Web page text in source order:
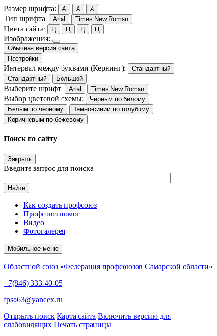
Размер шрифта: A A A
Тип шрифта: Arial Times New Roman
Цвета сайта: Ц Ц Ц Ц
Изображения:
Обычная версия сайта
Настройки
Интервал между буквами (Кернинг):
Стандартный
Стандартный
Большой
Выберите шрифт: Arial Times New Roman
Выбор цветовой схемы:
Черным по белому
Белым по черному
Темно-синим по голубому
Коричневым по бежевому
Поиск по сайту
Закрыть
Введите запрос для поиска
Найти
Как создать профсоюз
Профсоюз помог
Видео
Фотогалерея
Мобильное меню
Областной союз «Федерация профсоюзов Самарской области»
+7(846) 333-40-05
fpso63@yandex.ru
Открыть поиск Карта сайта Включить версию для
слабовидящих Печать страницы